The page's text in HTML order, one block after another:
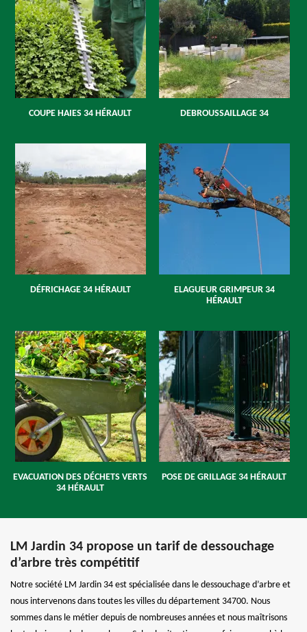
COUPE HAIES 34 HÉRAULT DEBROUSSAILLAGE 34
DÉFRICHAGE 34 HÉRAULT
ELAGUEUR GRIMPEUR 34
HÉRAULT
EVACUATION DES DÉCHETS VERTS
34 HÉRAULT
POSE DE GRILLAGE 34 HÉRAULT
LM Jardin 34 propose un tarif de dessouchage
d’arbre très compétitif
Notre société LM Jardin 34 est spécialisée dans le dessouchage d’arbre et
nous intervenons dans toutes les villes du département 34700. Nous
sommes dans le métier depuis de nombreuses années et nous maîtrisons